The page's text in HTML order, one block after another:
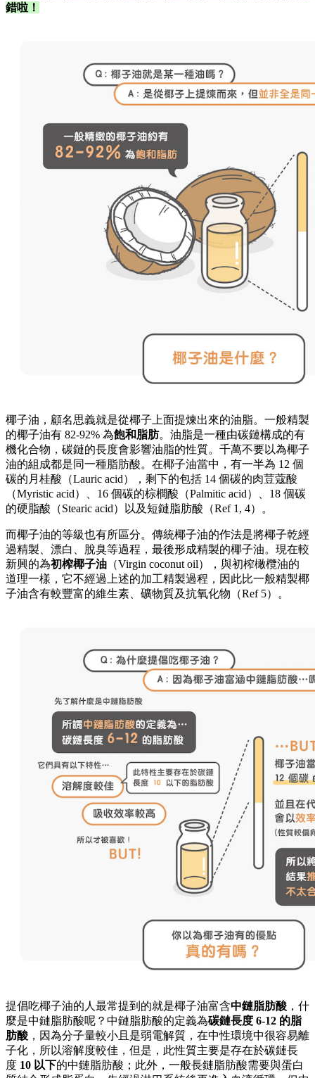
錯啦！
椰子油，顧名思義就是從椰子上面提煉出來的油脂。一般精製
的椰子油有 82-92% 為飽和脂肪。油脂是一種由碳鏈構成的有
機化合物，碳鏈的長度會影響油脂的性質。千萬不要以為椰子
油的組成都是同一種脂肪酸。在椰子油當中，有一半為 12 個
碳的月桂酸（Lauric acid），剩下的包括 14 個碳的肉荳蔻酸
（Myristic acid）、16 個碳的棕櫚酸（Palmitic acid）、18 個碳
的硬脂酸（Stearic acid）以及短鏈脂肪酸（Ref 1, 4）。
而椰子油的等級也有所區分。傳統椰子油的作法是將椰子乾經
過精製、漂白、脫臭等過程，最後形成精製的椰子油。現在較
新興的為初榨椰子油 （Virgin coconut oil），與初榨橄欖油的
道理一樣，它不經過上述的加工精製過程，因此比一般精製椰
子油含有較豐富的維生素、礦物質及抗氧化物（Ref 5）。
提倡吃椰子油的人最常提到的就是椰子油富含中鏈脂肪酸 ，什
麼是中鏈脂肪酸呢？中鏈脂肪酸的定義為碳鏈長度 6-12 的脂
肪酸 ，因為分子量較小且是弱電解質，在中性環境中很容易離
子化，所以溶解度較佳，但是，此性質主要是存在於碳鏈長
度 10 以下的中鏈脂肪酸；此外，一般長鏈脂肪酸需要與蛋白